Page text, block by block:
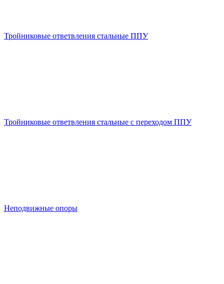
Тройниковые ответвления стальные ППУ
Тройниковые ответвления стальные с переходом ППУ
Неподвижные опоры